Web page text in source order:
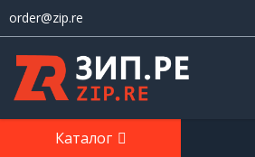
order@zip.re
Каталог